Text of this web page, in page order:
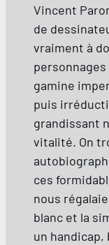
Vincent
de
vraiment à
gamine
puis
grandissant
vitalité. On
ces
nous
blanc et la
un handicap,